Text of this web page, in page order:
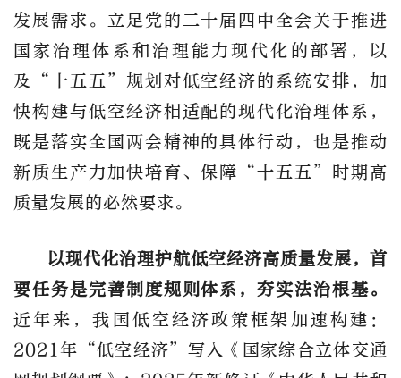
发展需求。立足党的二十届四中全会关于推进
国家治理体系和治理能力现代化的部署，以
及
“十五五”规划对低空经济的系统安排，加
快构建与低空经济相适配的现代化治理体系，
既是落实全国两会精神的具体行动，也是推动
新质生产力加快培育、保障“十五五”时期高
质量发展的必然要求。
以现代化治理护航低空经济高质量发展，首
要任务是完善制度规则体系，夯实法治根基。
近年来，我国低空经济政策框架加速构建：
2021 年 “低空经济”写入《国家综合立体交通